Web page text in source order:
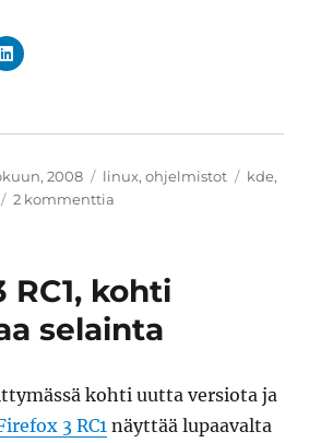
2008 Kategoriat
linux,ohjelmistot kde,
2 kommenttia
lupauksia
vaikuttaa
RC1, kohti
selainta
kohti uutta versiota ja
3 RC1 näyttää lupaavalta